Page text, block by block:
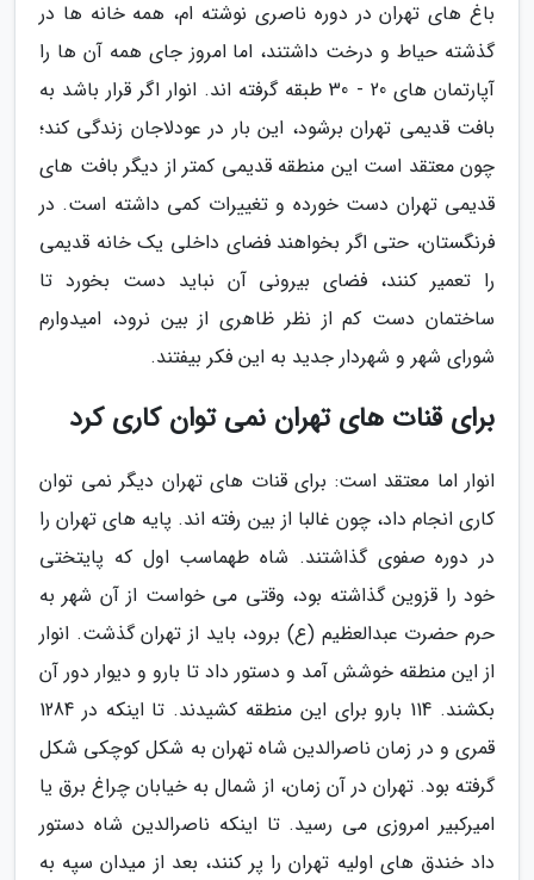
باغ های تهران در دوره ناصری نوشته ام، همه خانه ها در
گذشته حیاط و درخت داشتند، اما امروز جای همه آن ها را
آپارتمان های 20 - 30 طبقه گرفته اند. انوار اگر قرار باشد به
بافت قدیمی تهران برشود، این بار در عودلاجان زندگی کند؛
چون معتقد است این منطقه قدیمی کمتر از دیگر بافت های
قدیمی تهران دست خورده و تغییرات کمی داشته است. در
فرنگستان، حتی اگر بخواهند فضای داخلی یک خانه قدیمی
را تعمیر کنند، فضای بیرونی آن نباید دست بخورد تا
ساختمان دست کم از نظر ظاهری از بین نرود، امیدوارم
شورای شهر و شهردار جدید به این فکر بیفتند.
برای قنات های تهران نمی توان کاری کرد
انوار اما معتقد است: برای قنات های تهران دیگر نمی توان
کاری انجام داد، چون غالبا از بین رفته اند. پایه های تهران را
در دوره صفوی گذاشتند. شاه طهماسب اول که پایتختی
خود را قزوین گذاشته بود، وقتی می خواست از آن شهر به
حرم حضرت عبدالعظیم (ع) برود، باید از تهران گذشت. انوار
از این منطقه خوشش آمد و دستور داد تا بارو و دیوار دور آن
بکشند. 114 بارو برای این منطقه کشیدند. تا اینکه در 1284
قمری و در زمان ناصرالدین شاه تهران به شکل کوچکی شکل
گرفته بود. تهران در آن زمان، از شمال به خیابان چراغ برق یا
امیرکبیر امروزی می رسید. تا اینکه ناصرالدین شاه دستور
داد خندق های اولیه تهران را پر کنند، بعد از میدان سپه به